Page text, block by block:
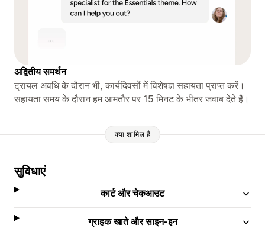
अद्वितीय समर्थन
ट्रायल अवधि के दौरान भी, कार्यदिवसों में विशेषज्ञ सहायता प्राप्त करें।
सहायता समय के दौरान हम आमतौर पर 15 मिनट के भीतर जवाब देते हैं।
क्या शामिल है
सुविधाएं
कार्ट और चेकआउट
ग्राहक खाते और साइन-इन